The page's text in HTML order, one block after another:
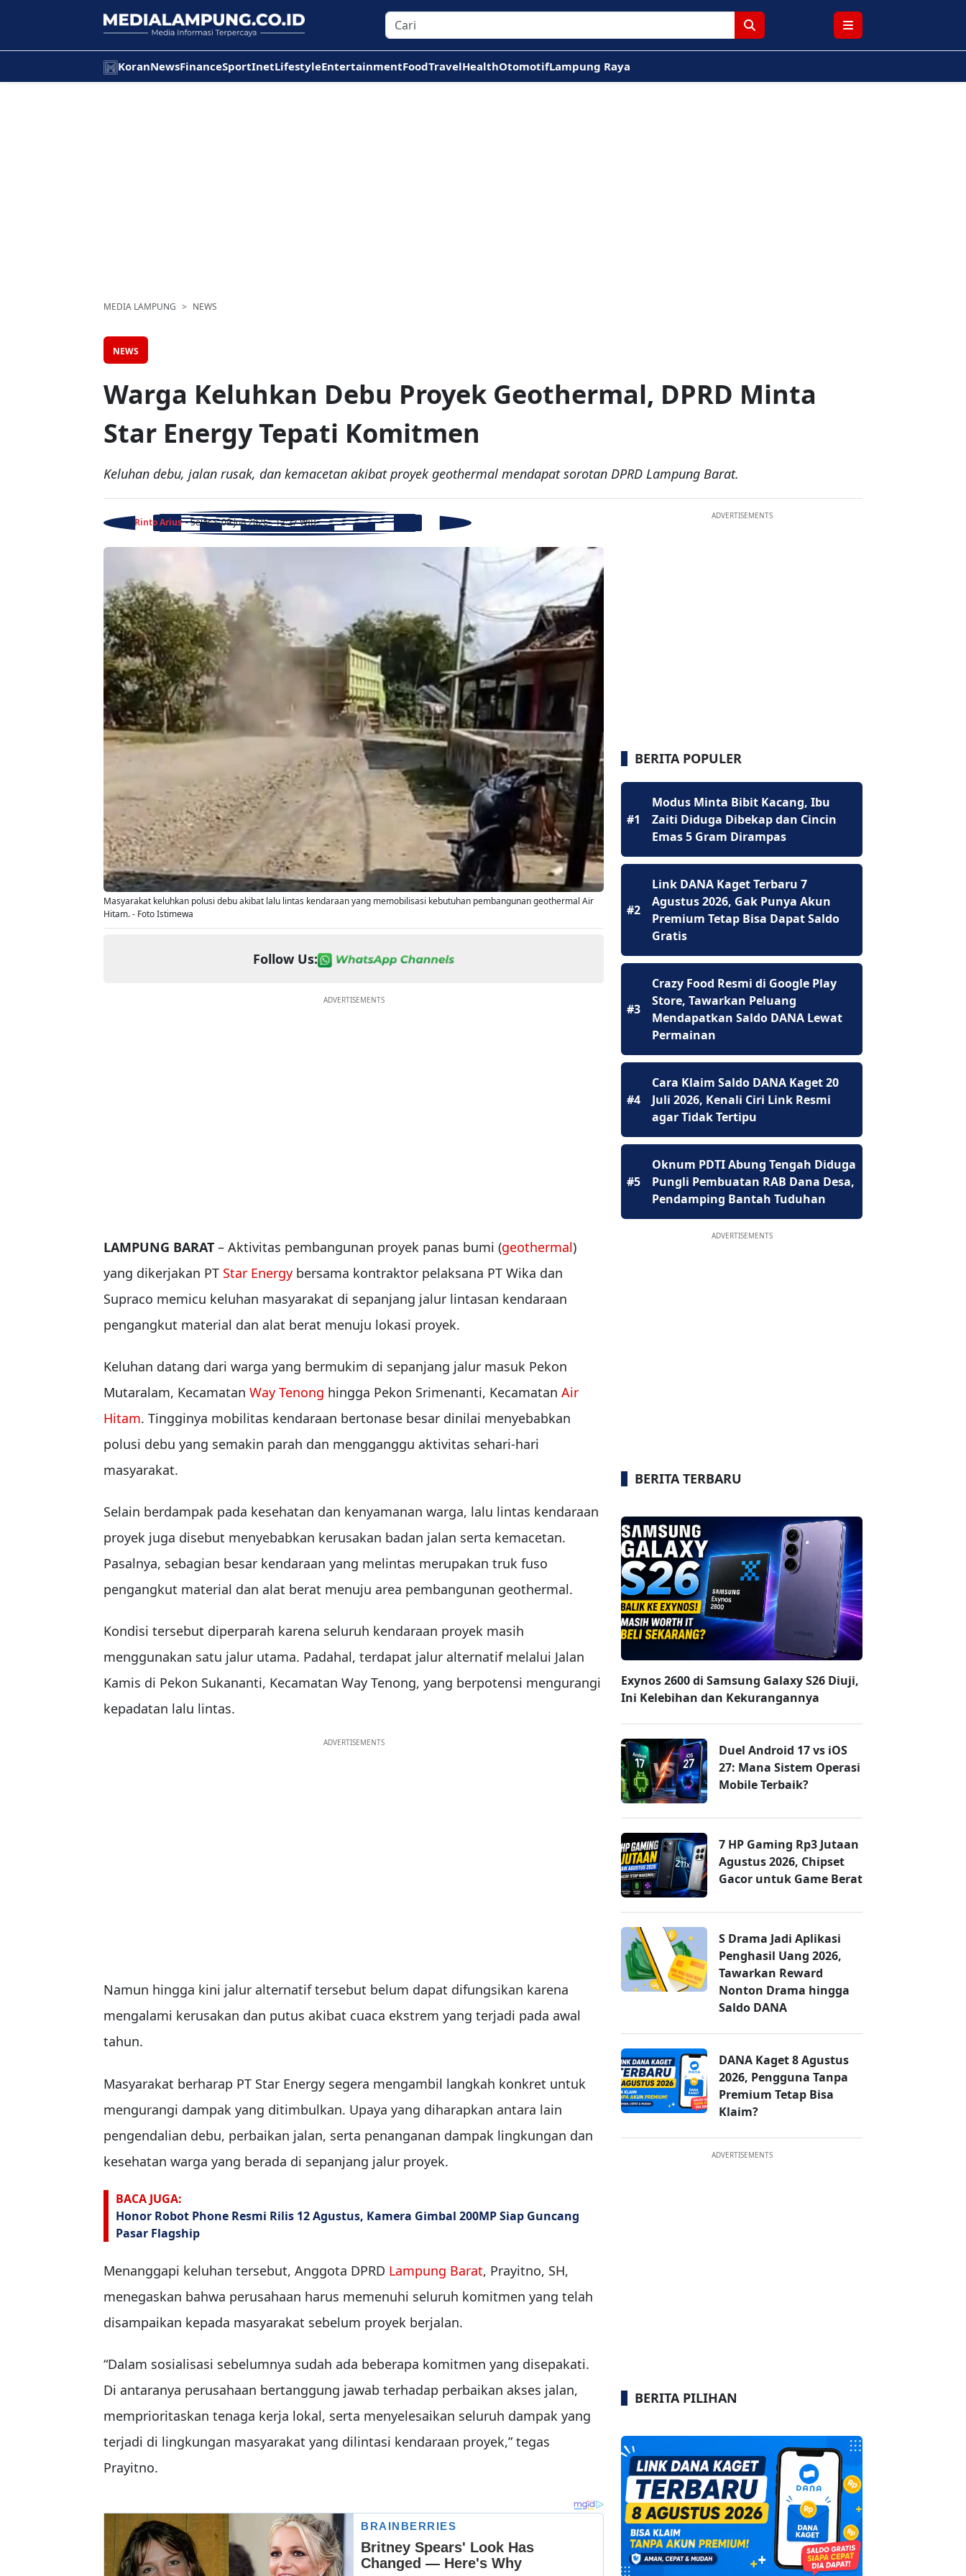
KoranNewsFinanceSportInetLifestyleEntertainmentFoodTravelHealthOtomotifLampung Raya
MEDIA LAMPUNG NEWS
NEWS
Warga Keluhkan Debu Proyek Geothermal, DPRD Minta
Star Energy Tepati Komitmen
Keluhan debu, jalan rusak, dan kemacetan akibat proyek geothermal mendapat sorotan DPRD Lampung Barat.
Rinto Arius - Selasa, 09 Jun 2026 - 12:27 WIB
Masyarakat keluhkan polusi debu akibat lalu lintas kendaraan yang memobilisasi kebutuhan pembangunan geothermal Air
Hitam. - Foto Istimewa
Follow Us:
ADVERTISEMENTS
LAMPUNG BARAT – Aktivitas pembangunan proyek panas bumi (geothermal)
yang dikerjakan PT Star Energy bersama kontraktor pelaksana PT Wika dan
Supraco memicu keluhan masyarakat di sepanjang jalur lintasan kendaraan
pengangkut material dan alat berat menuju lokasi proyek.
Keluhan datang dari warga yang bermukim di sepanjang jalur masuk Pekon
Mutaralam, Kecamatan Way Tenong hingga Pekon Srimenanti, Kecamatan Air
Hitam. Tingginya mobilitas kendaraan bertonase besar dinilai menyebabkan
polusi debu yang semakin parah dan mengganggu aktivitas sehari-hari
masyarakat.
Selain berdampak pada kesehatan dan kenyamanan warga, lalu lintas kendaraan
proyek juga disebut menyebabkan kerusakan badan jalan serta kemacetan.
Pasalnya, sebagian besar kendaraan yang melintas merupakan truk fuso
pengangkut material dan alat berat menuju area pembangunan geothermal.
Kondisi tersebut diperparah karena seluruh kendaraan proyek masih
menggunakan satu jalur utama. Padahal, terdapat jalur alternatif melalui Jalan
Kamis di Pekon Sukananti, Kecamatan Way Tenong, yang berpotensi mengurangi
kepadatan lalu lintas.
ADVERTISEMENTS
Namun hingga kini jalur alternatif tersebut belum dapat difungsikan karena
mengalami kerusakan dan putus akibat cuaca ekstrem yang terjadi pada awal
tahun.
Masyarakat berharap PT Star Energy segera mengambil langkah konkret untuk
mengurangi dampak yang ditimbulkan. Upaya yang diharapkan antara lain
pengendalian debu, perbaikan jalan, serta penanganan dampak lingkungan dan
kesehatan warga yang berada di sepanjang jalur proyek.
BACA JUGA:
Honor Robot Phone Resmi Rilis 12 Agustus, Kamera Gimbal 200MP Siap Guncang
Pasar Flagship
Menanggapi keluhan tersebut, Anggota DPRD Lampung Barat, Prayitno, SH,
menegaskan bahwa perusahaan harus memenuhi seluruh komitmen yang telah
disampaikan kepada masyarakat sebelum proyek berjalan.
“Dalam sosialisasi sebelumnya sudah ada beberapa komitmen yang disepakati.
Di antaranya perusahaan bertanggung jawab terhadap perbaikan akses jalan,
memprioritaskan tenaga kerja lokal, serta menyelesaikan seluruh dampak yang
terjadi di lingkungan masyarakat yang dilintasi kendaraan proyek,” tegas
Prayitno.
ADVERTISEMENTS
BERITA POPULER
#1
Modus Minta Bibit Kacang, Ibu
Zaiti Diduga Dibekap dan Cincin
Emas 5 Gram Dirampas
#2
Link DANA Kaget Terbaru 7
Agustus 2026, Gak Punya Akun
Premium Tetap Bisa Dapat Saldo
Gratis
#3
Crazy Food Resmi di Google Play
Store, Tawarkan Peluang
Mendapatkan Saldo DANA Lewat
Permainan
#4
Cara Klaim Saldo DANA Kaget 20
Juli 2026, Kenali Ciri Link Resmi
agar Tidak Tertipu
#5
Oknum PDTI Abung Tengah Diduga
Pungli Pembuatan RAB Dana Desa,
Pendamping Bantah Tuduhan
ADVERTISEMENTS
BERITA TERBARU
Exynos 2600 di Samsung Galaxy S26 Diuji,
Ini Kelebihan dan Kekurangannya
Duel Android 17 vs iOS
27: Mana Sistem Operasi
Mobile Terbaik?
7 HP Gaming Rp3 Jutaan
Agustus 2026, Chipset
Gacor untuk Game Berat
S Drama Jadi Aplikasi
Penghasil Uang 2026,
Tawarkan Reward
Nonton Drama hingga
Saldo DANA
DANA Kaget 8 Agustus
2026, Pengguna Tanpa
Premium Tetap Bisa
Klaim?
ADVERTISEMENTS
BERITA PILIHAN